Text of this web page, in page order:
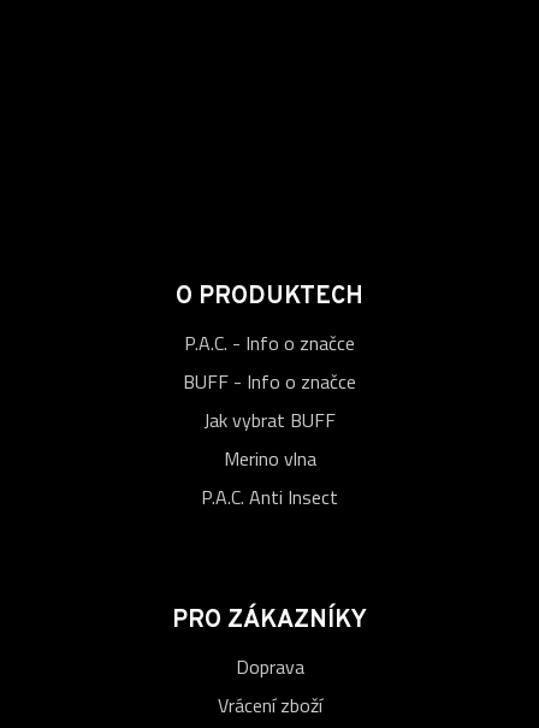
O PRODUKTECH
P.A.C. - Info o značce
BUFF - Info o značce
Jak vybrat BUFF
Merino vlna
P.A.C. Anti Insect
PRO ZÁKAZNÍKY
Doprava
Vrácení zboží